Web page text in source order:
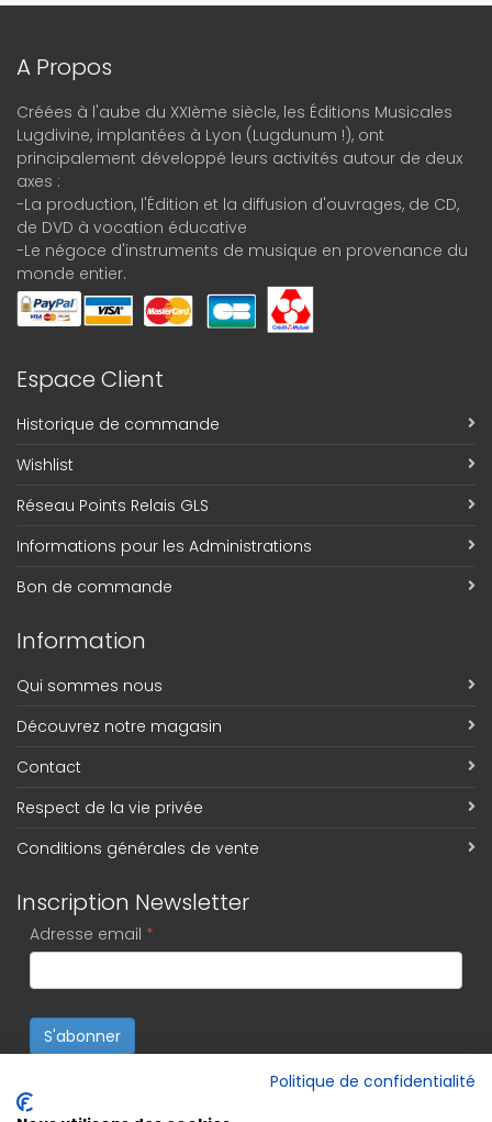
A Propos
Créées à l'aube du XXIème siècle, les Éditions Musicales
Lugdivine, implantées à Lyon (Lugdunum !), ont
principalement développé leurs activités autour de deux
axes :
-La production, l'Édition et la diffusion d'ouvrages, de CD,
de DVD à vocation éducative
-Le négoce d'instruments de musique en provenance du
monde entier.
Espace Client
Historique de commande
Wishlist
Réseau Points Relais GLS
Informations pour les Administrations
Bon de commande
Information
Qui sommes nous
Découvrez notre magasin
Contact
Respect de la vie privée
Conditions générales de vente
Inscription Newsletter
Adresse email *
S'abonner
Politique de confidentialité